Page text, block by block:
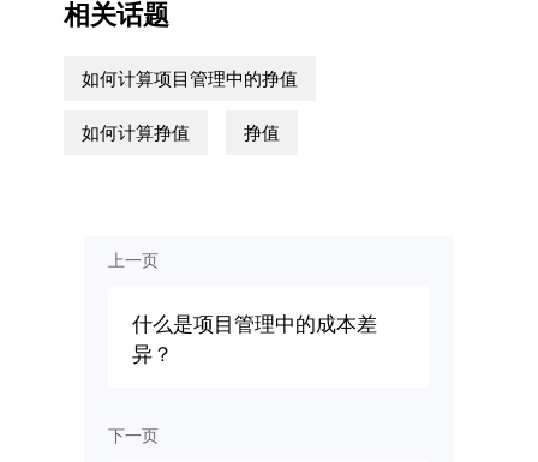
相关话题
如何计算项目管理中的挣值
如何计算挣值 挣值
上一页
什么是项目管理中的成本差
异？
下一页